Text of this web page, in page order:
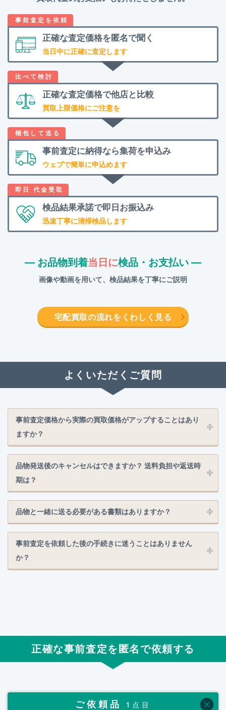
正確な査定価格を 匿名で聞く
当日中に正確に査定します
正確な査定価格で他店と比較
買取上限価格にご注意を
事前査定に納得なら集荷を申込み
ウェブで簡単に申込めます
検品結果承諾で即日お振込み
迅速丁寧に清掃検品します
― お品物到着当日に検品・お支払い ―
画像や動画を用いて、検品結果を丁寧にご説明
宅配買取の流れをくわしく見る
よくいただくご質問
事前査定価格から実際の買取価格がアップすることはあり
ますか？
品物発送後のキャンセルはできますか？ 送料負担や返送時
期は？
品物と一緒に送る必要がある書類はありますか？
事前査定を依頼した後の手続きに迷うことはありません
か？
正確な事前査定を匿名で依頼する
ご依頼品 1点目